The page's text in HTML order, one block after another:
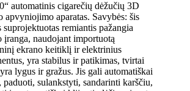
automatinis cigarečių dėžučių 3D
apvyniojimo aparatas. Savybės: šis
suprojektuotas remiantis pažangia
įranga, naudojant importuotą
ekrano keitiklį ir elektrinius
yra stabilus ir patikimas, tvirtai
lygus ir gražus. Jis gali automatiškai
paduoti, sulankstyti, sandarinti karščiu,